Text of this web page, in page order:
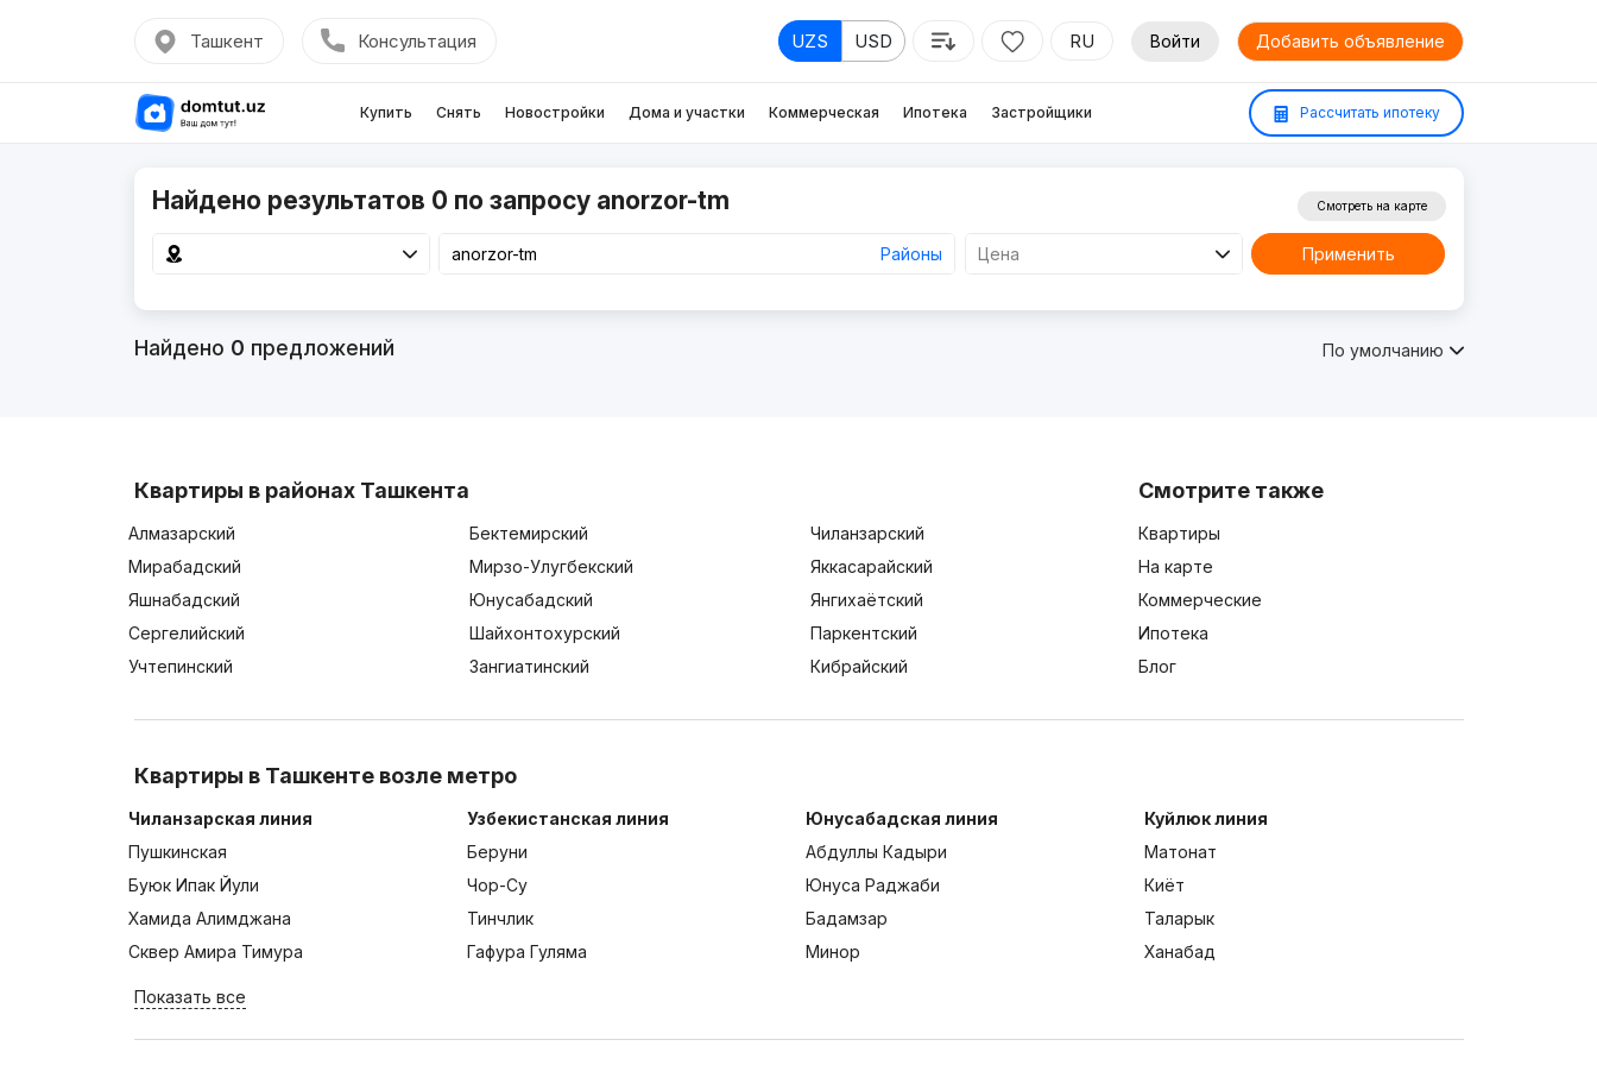
Ташкент Консультация UZS USD RU Войти Добавить объявление
Купить Снять Новостройки Дома и участки Коммерческая Ипотека Застройщики Рассчитать ипотеку
Найдено результатов 0 по запросу anorzor-tm
Районы Цена
Смотреть на карте
Применить
Найдено 0 предложений По умолчанию
Квартиры в районах Ташкента
Алмазарский Бектемирский
Чиланзарский
Мирабадский
Мирзо-Улугбекский
Яккасарайский
Яшнабадский
Юнусабадский
Янгихаётский
Сергелийский
Шайхонтохурский
Паркентский
Учтепинский
Зангиатинский Кибрайский
Смотрите также
Квартиры
На карте
Коммерческие
Ипотека
Блог
Квартиры в Ташкенте возле метро
Чиланзарская линия
Пушкинская
Буюк Ипак Йули
Хамида Алимджана
Сквер Амира Тимура
Узбекистанская линия
Беруни
Чор-Су
Тинчлик
Гафура Гуляма
Юнусабадская линия
Абдуллы Кадыри
Юнуса Раджаби
Бадамзар
Минор
Куйлюк линия
Матонат
Киёт
Таларык
Ханабад
Показать все